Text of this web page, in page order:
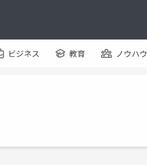
ビジネス 教育 ノウハウ